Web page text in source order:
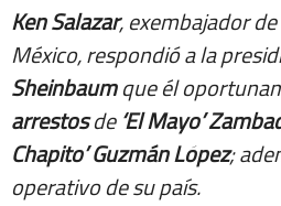
Ken Salazar, exembajador
México, respondió a la
Sheinbaumque él
arrestosde ‘El Mayo’
Chapito’ Guzmán López;
operativo de su país.